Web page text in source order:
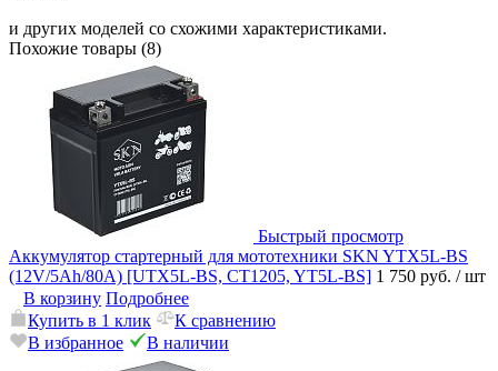
и других моделей со схожими характеристиками.
Похожие товары (8)
Быстрый просмотр
Аккумулятор стартерный для мототехники SKN YTX5L-BS
(12V/5Ah/80A) [UTX5L-BS, CT1205, YT5L-BS] 1 750 руб. / шт
В корзину Подробнее
Купить в 1 клик
К сравнению
В избранное
В наличии